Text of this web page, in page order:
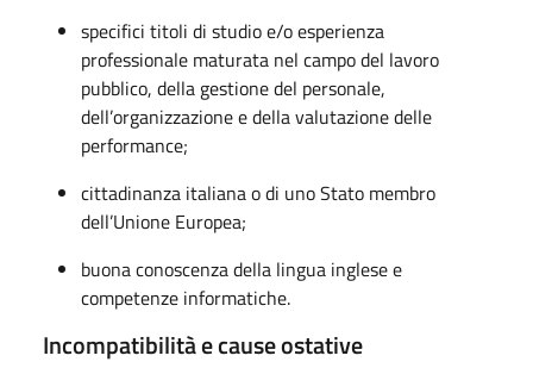
specifici titoli di studio e/o esperienza
professionale maturata nel campo del lavoro
pubblico, della gestione del personale,
dell’organizzazione e della valutazione delle
performance;
cittadinanza italiana o di uno Stato membro
dell’Unione Europea;
buona conoscenza della lingua inglese e
competenze informatiche.
Incompatibilità e cause ostative